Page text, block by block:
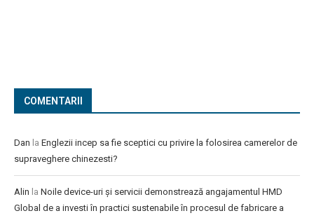
COMENTARII
Dan la Englezii incep sa fie sceptici cu privire la folosirea camerelor de
supraveghere chinezesti?
Alin la Noile device-uri și servicii demonstrează angajamentul HMD
Global de a investi în practici sustenabile în procesul de fabricare a